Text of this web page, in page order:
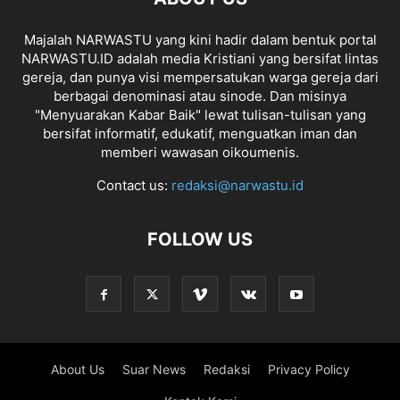
Majalah NARWASTU yang kini hadir dalam bentuk portal
NARWASTU.ID adalah media Kristiani yang bersifat lintas
gereja, dan punya visi mempersatukan warga gereja dari
berbagai denominasi atau sinode. Dan misinya
"Menyuarakan Kabar Baik" lewat tulisan-tulisan yang
bersifat informatif, edukatif, menguatkan iman dan
memberi wawasan oikoumenis.
Contact us: redaksi@narwastu.id
FOLLOW US
About Us Suar News Redaksi Privacy Policy